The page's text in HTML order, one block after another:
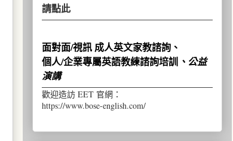
請點此
面對面/視訊 成人英文家教諮詢、
個人/企業專屬英語教練諮詢培訓 、公益
演講
歡迎造訪 EET 官網：
https://www.bose-english.com/